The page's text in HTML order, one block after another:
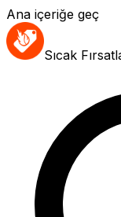
Ana içeriğe geç
Sıcak